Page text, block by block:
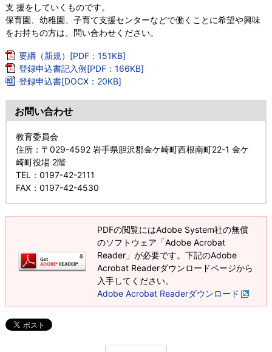
支 援をしていくものです。
保育園、幼稚園、子育て支援センターなどで働くことに希望や興味
をお持ちの方は、問い合わせください。
要綱（新規）[PDF：151KB]
登録申込書記入例[PDF：166KB]
登録申込書[DOCX：20KB]
お問い合わせ
教育委員会
住所：〒029-4592 岩手県胆沢郡金ケ崎町西根南町22-1 金ケ
崎町役場 2階
TEL
：0197-42-2111
FAX：0197-42-4530
PDFの閲覧にはAdobe System社の無償
のソフトウェア「Adobe Acrobat
Reader」が必要です。下記のAdobe
Acrobat Readerダウンロードページから
入手してください。
Adobe Acrobat Readerダウンロード